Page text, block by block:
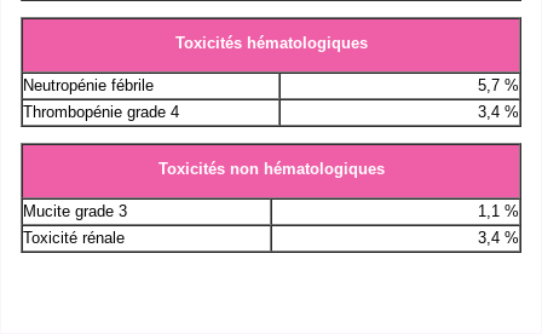
Toxicités hématologiques
Neutropénie fébrile
5,7 %
Thrombopénie grade 4
3,4 %
Toxicités non hématologiques
Mucite grade 3
1,1 %
Toxicité rénale
3,4 %